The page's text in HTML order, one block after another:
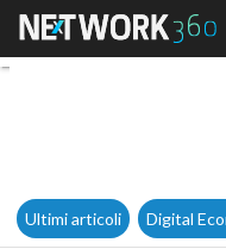
Ultimi articoli Digital